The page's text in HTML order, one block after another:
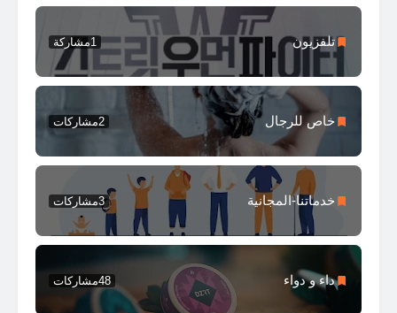
تلفزيون 1مشاركة
خاص للرجال 2مشاركات
خدماتنا-المجانية 3مشاركات
داء و دواء 48مشاركات